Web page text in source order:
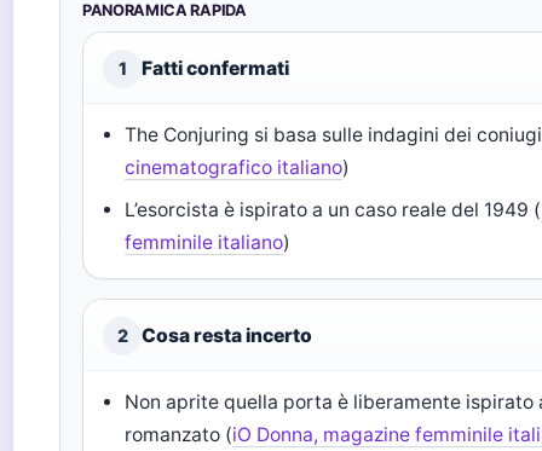
PANORAMICA RAPIDA
1 Fatti confermati
The Conjuring si basa sulle indagini dei
cinematografico italiano)
L’esorcista è ispirato a un caso reale del 1949 (
femminile italiano)
2 Cosa resta incerto
Non aprite quella porta è liberamente ispirato
romanzato (iO Donna, magazine femminile